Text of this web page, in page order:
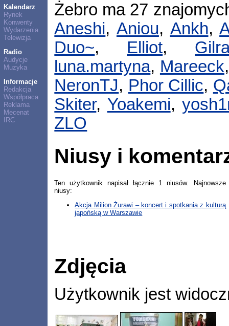
Kalendarz
Rynek
Konwenty
Wydarzenia
Telewizja
Radio
Audycje
Muzyka
Informacje
Redakcja
Współpraca
Reklama
Mecenat
IRC
Żebro ma 27
Aneshi, Aniou, Ankh,
Duo~, Elliot,
luna.martyna, Mareeck
NeronTJ, Phor Cillic,
Skiter, Yoakemi,
ZLO
Niusy i
Ten użytkownik napisał łącznie 1 niusów. Najnowsze
niusy:
Akcja Milion Żurawi – koncert i spotkania z kulturą
japońską w Warszawie
Zdjęcia
Użytkownik jest